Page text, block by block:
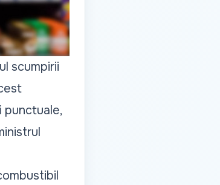
scumpirii
punctuale,